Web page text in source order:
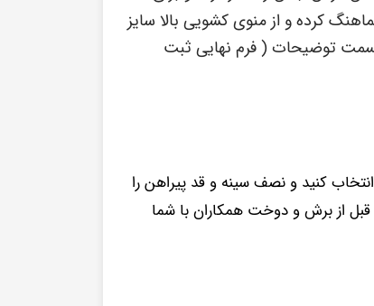
کرده و از منوی کشویی بالا سایز
توضیحات ( فرم نهایی ثبت
کنید و نصف سینه و قد پیراهن را
قبل از برش و دوخت همکاران با شما